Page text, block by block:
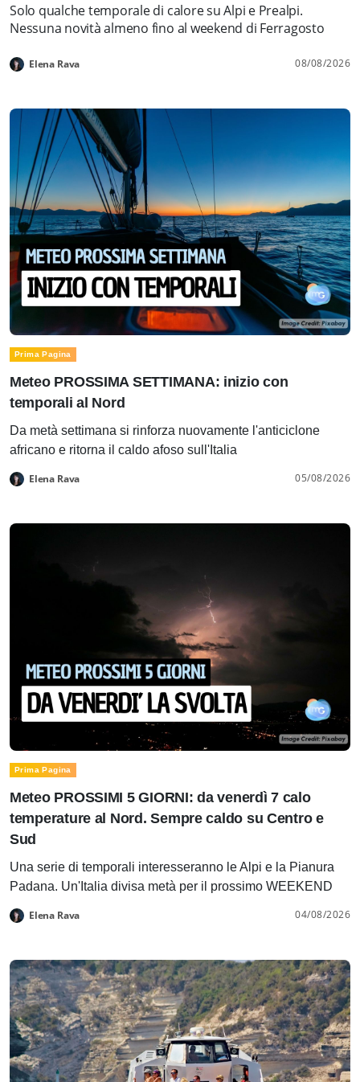
Solo qualche temporale di calore su Alpi e Prealpi.
Nessuna novità almeno fino al weekend di Ferragosto
Elena Rava 08/08/2026
Prima Pagina
Meteo PROSSIMA SETTIMANA: inizio con
temporali al Nord
Da metà settimana si rinforza nuovamente l'anticiclone
africano e ritorna il caldo afoso sull'Italia
Elena Rava 05/08/2026
Prima Pagina
Meteo PROSSIMI 5 GIORNI: da venerdì 7 calo
temperature al Nord. Sempre caldo su Centro e
Sud
Una serie di temporali interesseranno le Alpi e la Pianura
Padana. Un'Italia divisa metà per il prossimo WEEKEND
Elena Rava 04/08/2026